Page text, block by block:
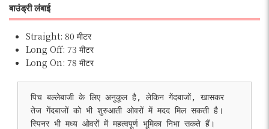
बाउंड्री लंबाई
Straight: 80 मीटर
Long Off: 73 मीटर
Long On: 78 मीटर
पिच बल्लेबाजी के लिए अनुकूल है, लेकिन गेंदबाजों, खासकर
तेज गेंदबाजों को भी शुरुआती ओवरों में मदद मिल सकती है।
स्पिनर भी मध्य ओवरों में महत्वपूर्ण भूमिका निभा सकते हैं।